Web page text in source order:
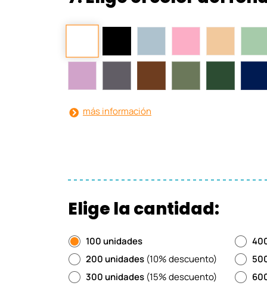
más información
Elige la cantidad:
100 unidades
200 unidades (10% descuento)
300 unidades (15% descuento)